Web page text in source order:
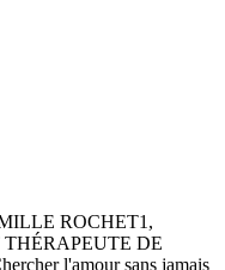
ROCHET1,
DE
l'amour sans jamais